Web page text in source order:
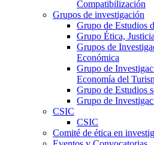
Compatibilización
Grupos de investigación
Grupo de Estudios
Grupo Ética,
Grupos de
Económica
Grupo de
Economía del
Grupo de Estudios
Grupo de
CSIC
CSIC
Comité de ética en